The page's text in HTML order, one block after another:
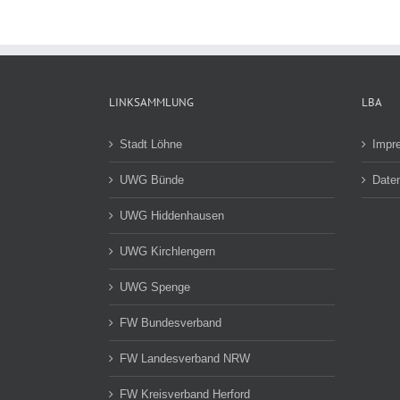
LINKSAMMLUNG
Stadt Löhne
UWG Bünde
UWG Hiddenhausen
UWG Kirchlengern
UWG Spenge
FW Bundesverband
FW Landesverband NRW
FW Kreisverband Herford
LBA